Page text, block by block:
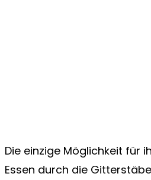
Die einzige Möglichkeit für
Essen durch die